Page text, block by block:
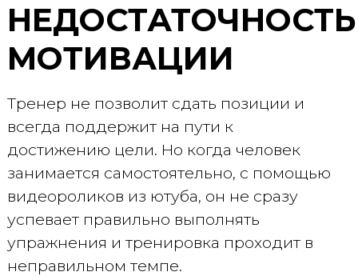
НЕДОСТАТОЧНОСТЬ
МОТИВАЦИИ
Тренер не позволит сдать позиции и
всегда поддержит на пути к
достижению цели. Но когда человек
занимается самостоятельно, с помощью
видеороликов из ютуба, он не сразу
успевает правильно выполнять
упражнения и тренировка проходит в
неправильном темпе.